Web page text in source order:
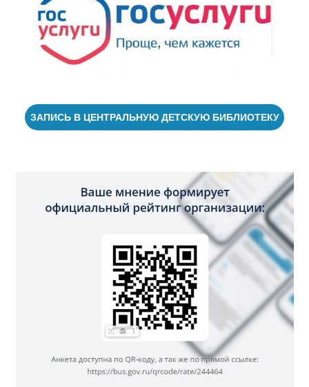
ЗАПИСЬ В ЦЕНТРАЛЬНУЮ ДЕТСКУЮ БИБЛИОТЕКУ